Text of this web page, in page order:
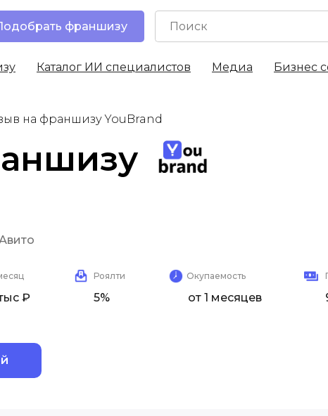
франшизу
Каталог ИИ специалистов Медиа Бизнес
на франшизу YouBrand
Окупаемость
от 1 месяцев
₽
Роялти
5%